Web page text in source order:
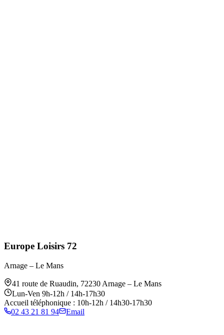
Europe Loisirs 72
Arnage – Le Mans
41 route de Ruaudin, 72230 Arnage – Le Mans
Lun-Ven 9h-12h / 14h-17h30
Accueil téléphonique : 10h-12h / 14h30-17h30
02 43 21 81 94
Email